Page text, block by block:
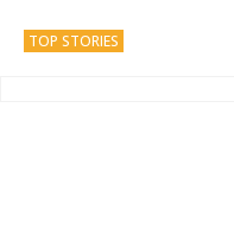
TOP STORIES